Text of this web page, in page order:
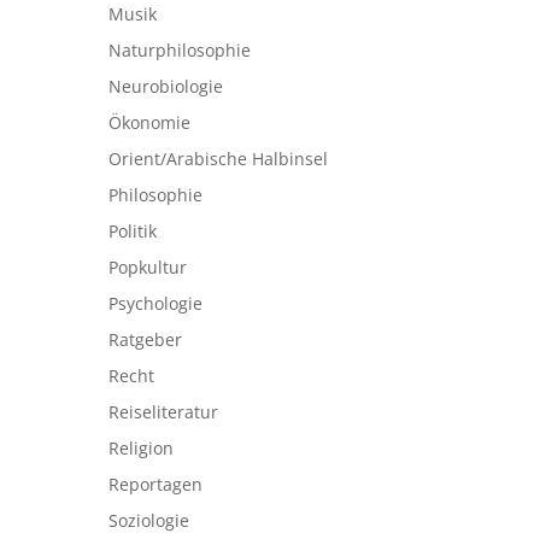
Musik
Naturphilosophie
Neurobiologie
Ökonomie
Orient/Arabische Halbinsel
Philosophie
Politik
Popkultur
Psychologie
Ratgeber
Recht
Reiseliteratur
Religion
Reportagen
Soziologie